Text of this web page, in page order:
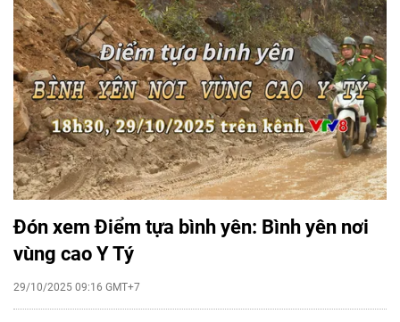
Đón xem Điểm tựa bình yên: Bình yên nơi
vùng cao Y Tý
29/10/2025 09:16 GMT+7